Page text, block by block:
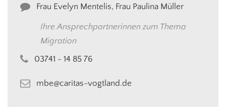
Frau Evelyn Mentelis, Frau Paulina Müller
Ihre Ansprechpartnerinnen zum Thema
Migration
03741 - 14 85 76
mbe@caritas-vogtland.de